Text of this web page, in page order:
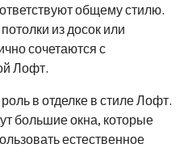
общему стилю.
из досок или
сочетаются с
Лофт.
в отделке в стиле Лофт.
большие окна, которые
естественное